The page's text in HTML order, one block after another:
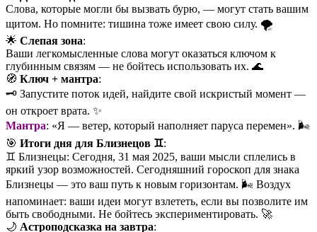
Слова, которые могли бы вызвать бурю, — могут стать вашим
щитом. Но помните: тишина тоже имеет свою силу. 🌪️
🌟 Слепая зона:
Ваши легкомысленные слова могут оказаться ключом к
глубинным связям — не бойтесь использовать их. 🌊
🧭 Ключ + мантра:
🗝️ Запустите поток идей, найдите свой искристый момент —
он откроет врата. ✨
Мантра: «Я — ветер, который наполняет паруса перемен». 🌬️
🎯 Итоги дня для Близнецов ♊️:
♊️ Близнецы: Сегодня, 31 мая 2025, ваши мысли сплелись в
яркий узор возможностей. Сегодняшний гороскоп для знака
Близнецы — это ваш путь к новым горизонтам. 🌬️ Воздух
напоминает: ваши идеи могут взлететь, если вы позволите им
быть свободными. Не бойтесь экспериментировать. 🚀
🌙 Астроподсказка на завтра: